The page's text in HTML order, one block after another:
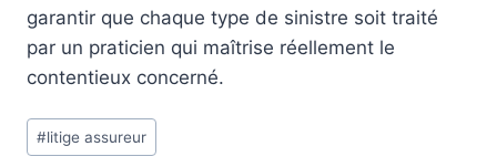
garantir que chaque type de sinistre soit traité
par un praticien qui maîtrise réellement le
contentieux concerné.
Étiquettes
de
#litige assureur